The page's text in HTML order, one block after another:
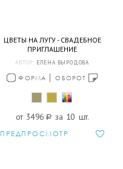
ЦВЕТЫ НА ЛУГУ - СВАДЕБНОЕ
ПРИГЛАШЕНИЕ
АВТОР: ЕЛЕНА ВЫРОДОВА
ФОРМА ОБОРОТ
от 3496 a за 10 шт.
ПРЕДПРОСМОТР